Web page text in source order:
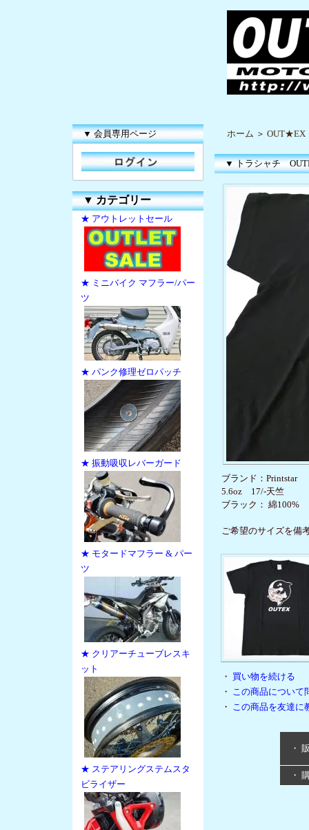
▼ 会員専用ページ
▼カテゴリー
★ アウトレットセール
★ ミニバイク マフラー/パー
ツ
★ パンク修理ゼロパッチ
★ 振動吸収レバーガード
★ モタードマフラー & パー
ツ
★ クリアーチューブレスキ
ット
★ ステアリングステムスタ
ビライザー
ホーム ＞
▼ トラシャチ
ブランド：Printstar
5.6oz 17/-天竺
ブラック： 綿100%
ご希望のサイズを備
・ 買い物を続ける
・ この商品について
・ この商品を友達に
・
・